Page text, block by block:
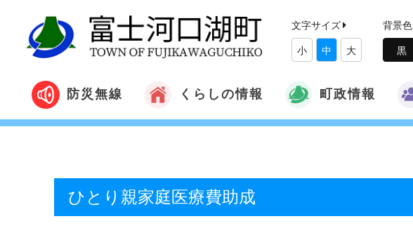
文字サイズ
小 中 大
背景色
防災無線 くらしの情報 町政情報
ひとり親家庭医療費助成